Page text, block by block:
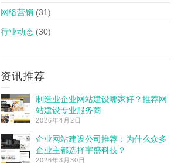
网络营销 (31)
行业动态 (30)
资讯推荐
制造业企业网站建设哪家好？推荐网
站建设专业服务商
2026年4月2日
企业网站建设公司推荐：为什么众多
企业主都选择宇盛科技？
2026年3月30日